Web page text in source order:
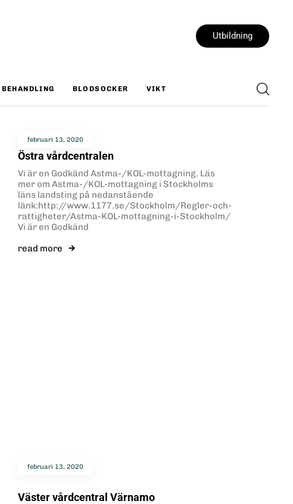
Utbildning
BEHANDLING BLODSOCKER VIKT
februari 13, 2020
Östra vårdcentralen
Vi är en Godkänd Astma-/KOL-mottagning. Läs
mer om Astma-/KOL-mottagning i Stockholms
läns landsting på nedanstående
länk:http://www.1177.se/Stockholm/Regler-och-
rattigheter/Astma-KOL-mottagning-i-Stockholm/
Vi är en Godkänd
read more
februari 13, 2020
Väster vårdcentral Värnamo